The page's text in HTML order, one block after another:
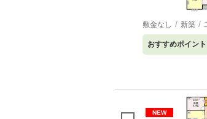
敷金なし 新築
おすすめポイント
NEW